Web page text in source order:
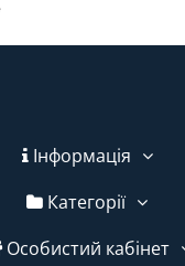
Інформація
Категорії
Особистий кабінет